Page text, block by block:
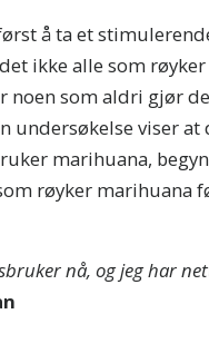
å ta et
ikke alle som røyker
noen som aldri gjør
undersøkelse viser at
marihuana,
røyker marihuana
nå, og jeg har